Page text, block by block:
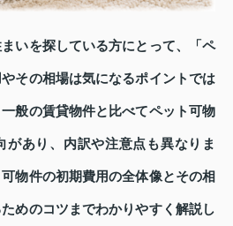
いを探している方にとって、「ペ
その相場は気になるポイントでは
般の賃貸物件と比べてペット可物
があり、内訳や注意点も異なりま
物件の初期費用の全体像とその相
めのコツまでわかりやすく解説し